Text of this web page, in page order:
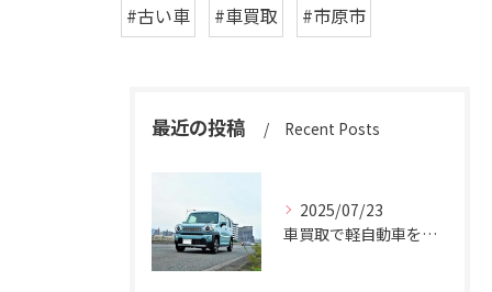
#古い車 #車買取 #市原市
最近の投稿 Recent Posts
2025/07/23
車買取で軽自動車を千葉県市原市で高く売るための相場と査定ポイント